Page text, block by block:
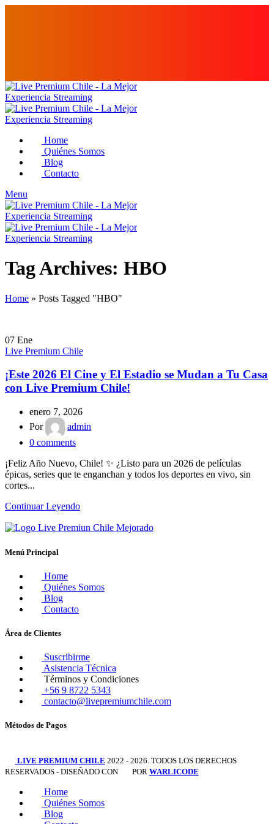
Home
Quiénes Somos
Blog
Contacto
Menu
Tag Archives: HBO
Home » Posts Tagged "HBO"
07 Ene
Live Premium Chile
¡Este 2026 El Cine y El Estadio se Mudan a Tu Casa
con Live Premium Chile!
enero 7, 2026
Por
admin
0 comments
¡Feliz Año Nuevo, Chile! ✨ ¿Listo para un 2026 de películas
épicas, series que te enganchan y todos los deportes en vivo, sin
cortes...
Continuar Leyendo
Menú Principal
Home
Quiénes Somos
Blog
Contacto
Área de Clientes
Suscribirme
Asistencia Técnica
Términos y Condiciones
+56 9 8722 5343
contacto@livepremiumchile.com
Métodos de Pagos
LIVE PREMIUM CHILE 2022 - 2026. TODOS LOS DERECHOS
RESERVADOS - DISEÑADO CON
POR WARLICODE
Home
Quiénes Somos
Blog